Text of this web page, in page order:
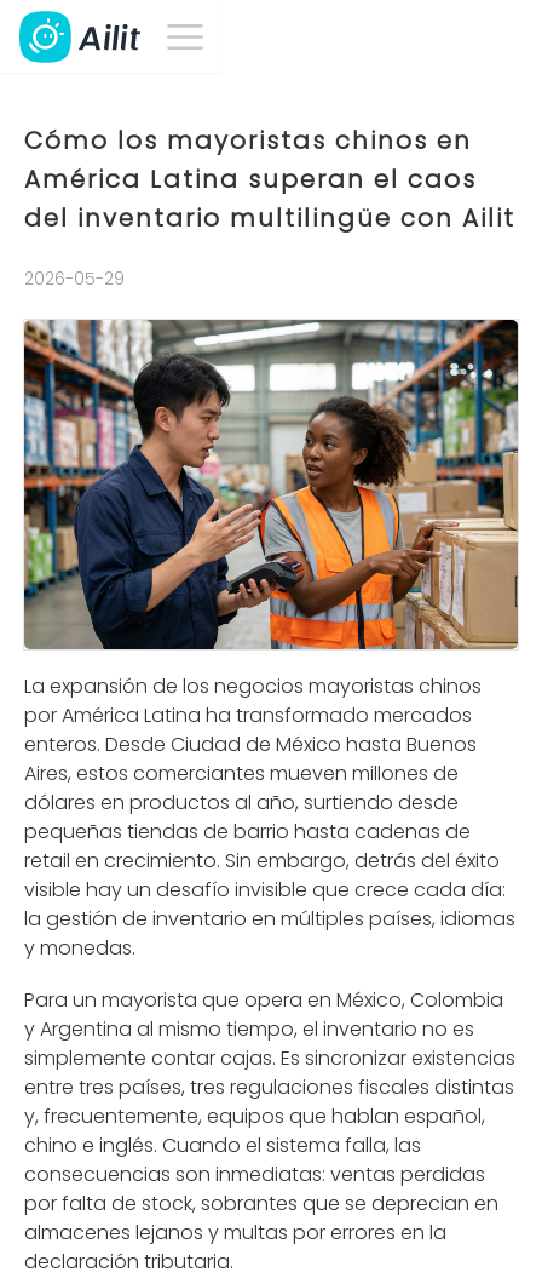
Cómo los mayoristas chinos en
América Latina superan el caos
del inventario multilingüe con Ailit
2026-05-29
La expansión de los negocios mayoristas chinos
por América Latina ha transformado mercados
enteros. Desde Ciudad de México hasta Buenos
Aires, estos comerciantes mueven millones de
dólares en productos al año, surtiendo desde
pequeñas tiendas de barrio hasta cadenas de
retail en crecimiento. Sin embargo, detrás del éxito
visible hay un desafío invisible que crece cada día:
la gestión de inventario en múltiples países, idiomas
y monedas.
Para un mayorista que opera en México, Colombia
y Argentina al mismo tiempo, el inventario no es
simplemente contar cajas. Es sincronizar existencias
entre tres países, tres regulaciones fiscales distintas
y, frecuentemente, equipos que hablan español,
chino e inglés. Cuando el sistema falla, las
consecuencias son inmediatas: ventas perdidas
por falta de stock, sobrantes que se deprecian en
almacenes lejanos y multas por errores en la
declaración tributaria.